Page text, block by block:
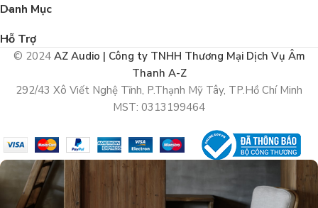
Danh Mục
Hỗ Trợ
© 2024 AZ Audio | Công ty TNHH Thương Mại Dịch Vụ Âm
Thanh A-Z
292/43 Xô Viết Nghệ Tĩnh, P.Thạnh Mỹ Tây, TP.Hồ Chí Minh
MST: 0313199464